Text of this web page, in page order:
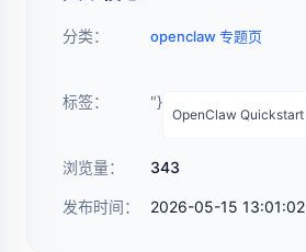
分类： openclaw 专题页
标签： "}
OpenClaw Quickstart
浏览量： 343
发布时间： 2026-05-15 13:01:02